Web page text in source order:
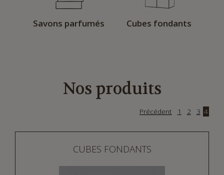
Savons parfumés Cubes fondants
Nos produits
Précédent 1 2 3 4
CUBES FONDANTS